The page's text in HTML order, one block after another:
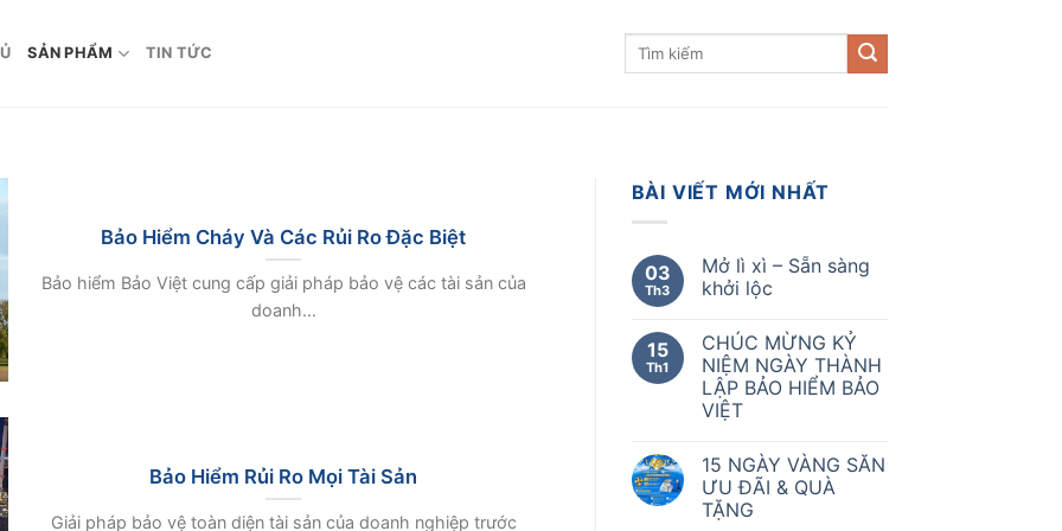
SẢN PHẨM TIN TỨC
Bảo Hiểm Cháy Và Các Rủi Ro Đặc Biệt
Bảo hiểm Bảo Việt cung cấp giải pháp bảo vệ các tài sản của
doanh...
Bảo Hiểm Rủi Ro Mọi Tài Sản
Giải pháp bảo vệ toàn diện tài sản của doanh nghiệp trước
BÀI VIẾT MỚI NHẤT
03
Th3
Mở lì xì – Sẵn sàng
khởi lộc
15
Th1
CHÚC MỪNG KỶ
NIỆM NGÀY THÀNH
LẬP BẢO HIỂM BẢO
VIỆT
15 NGÀY VÀNG SĂN
ƯU ĐÃI & QUÀ
TẶNG